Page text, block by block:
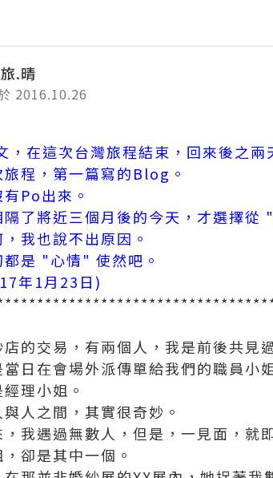
.晴
2016.10.26
在這次台灣旅程結束，回來後之兩
程，第一篇寫的Blog。
Po出來。
隔了將近三個月後的今天，才選擇
我也說不出原因。
都是 "心情" 使然吧。
年1月23日)
的交易，有兩個人，我是前後共見
日在會場外派傳單給我們的職員小
理小姐。
人之間，其實很奇妙。
我遇過無數人，但是，一見面，就
卻是其中一個。